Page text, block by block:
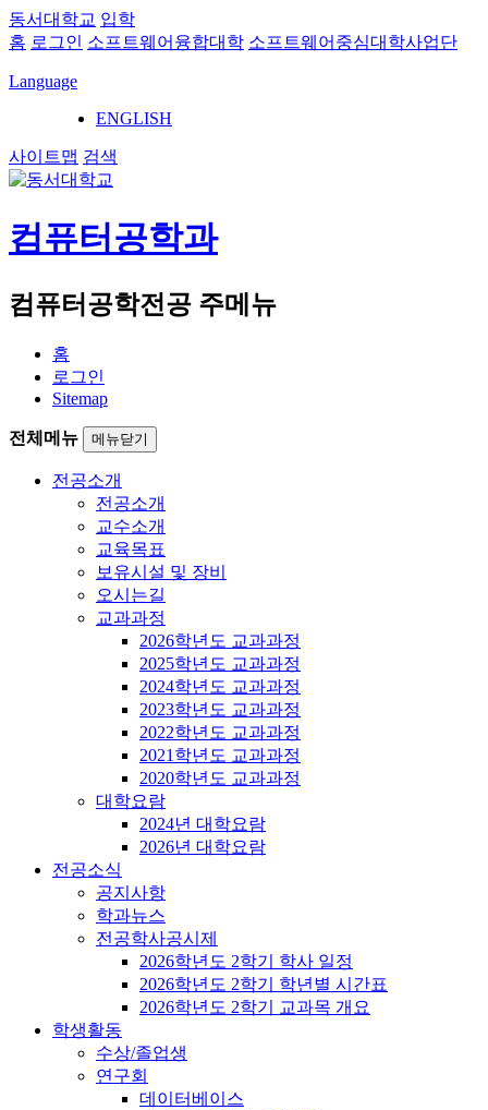
동서대학교 입학
홈 로그인 소프트웨어융합대학 소프트웨어중심대학사업단
Language
ENGLISH
사이트맵 검색
컴퓨터공학과
컴퓨터공학전공 주메뉴
홈
로그인
Sitemap
전체메뉴 메뉴닫기
전공소개
전공소개
교수소개
교육목표
보유시설 및 장비
오시는길
교과과정
2026학년도 교과과정
2025학년도 교과과정
2024학년도 교과과정
2023학년도 교과과정
2022학년도 교과과정
2021학년도 교과과정
2020학년도 교과과정
대학요람
2024년 대학요람
2026년 대학요람
전공소식
공지사항
학과뉴스
전공학사공시제
2026학년도 2학기 학사 일정
2026학년도 2학기 학년별 시간표
2026학년도 2학기 교과목 개요
학생활동
수상/졸업생
연구회
데이터베이스